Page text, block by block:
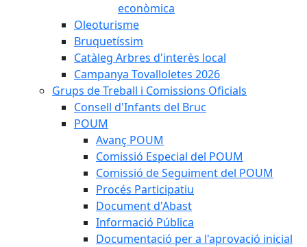
econòmica
Oleoturisme
Bruquetíssim
Catàleg Arbres d'interès local
Campanya Tovalloletes 2026
Grups de Treball i Comissions Oficials
Consell d'Infants del Bruc
POUM
Avanç POUM
Comissió Especial del POUM
Comissió de Seguiment del POUM
Procés Participatiu
Document d'Abast
Informació Pública
Documentació per a l'aprovació inicial